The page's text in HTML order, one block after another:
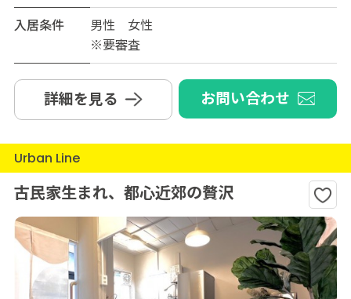
入居条件
男性 女性
※要審査
詳細を見る お問い合わせ
Urban Line
古民家生まれ、都心近郊の贅沢